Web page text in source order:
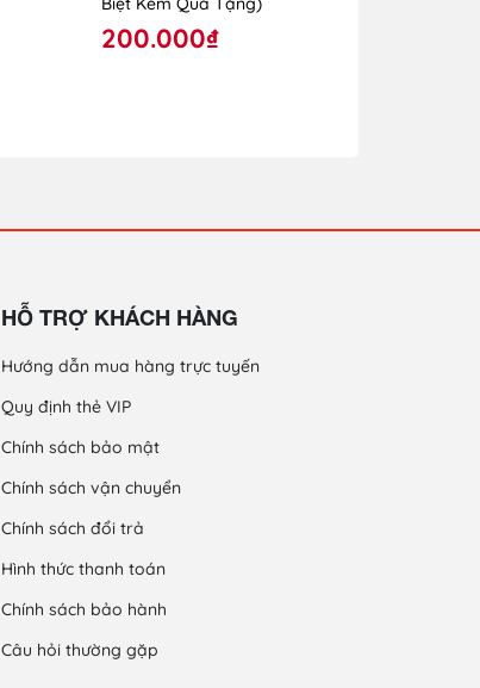
200.000₫
HỖ TRỢ KHÁCH HÀNG
Hướng dẫn mua hàng trực tuyến
Quy định thẻ VIP
Chính sách bảo mật
Chính sách vận chuyển
Chính sách đổi trả
Hình thức thanh toán
Chính sách bảo hành
Câu hỏi thường gặp